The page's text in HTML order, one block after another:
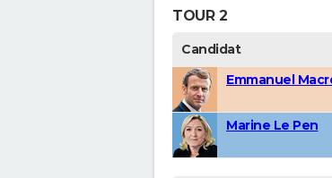
TOUR 2
Candidat
Emmanuel
Marine Le Pen